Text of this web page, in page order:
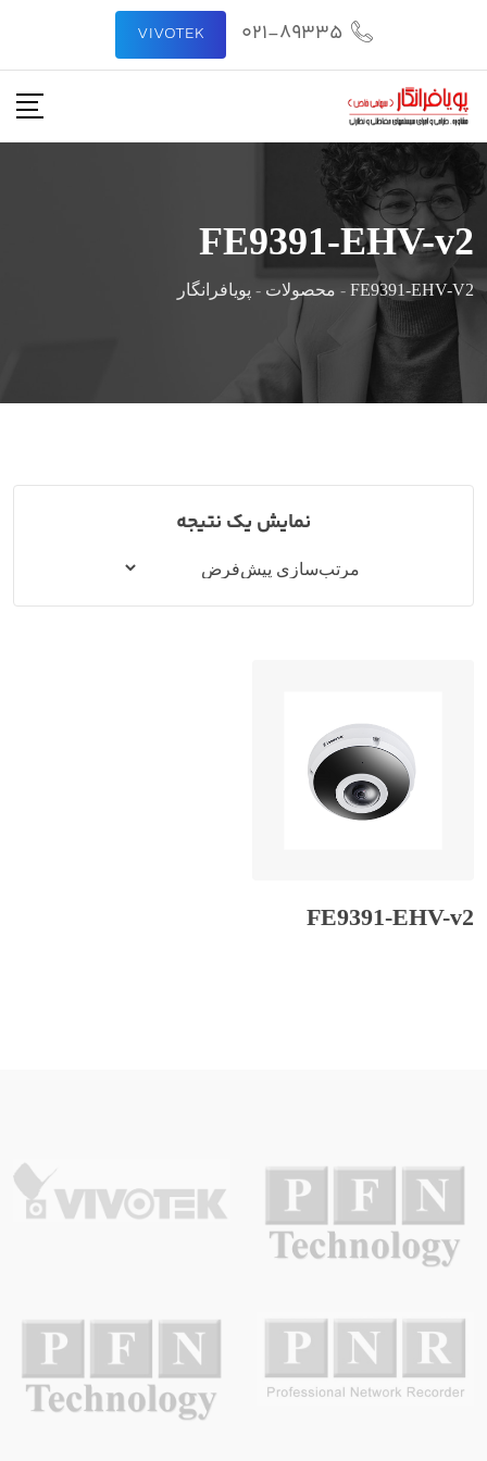
محتوا
021-89335
VIVOTEK
FE9391-EHV-v2
FE9391-EHV-V2
- محصولات - پویافرانگار
نمایش یک نتیجه
FE9391-EHV-v2